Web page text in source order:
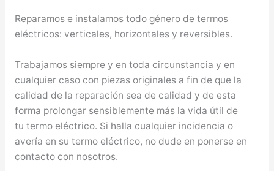
Reparamos e instalamos todo género de termos
eléctricos: verticales, horizontales y reversibles.
Trabajamos siempre y en toda circunstancia y en
cualquier caso con piezas originales a fin de que la
calidad de la reparación sea de calidad y de esta
forma prolongar sensiblemente más la vida útil de
tu termo eléctrico. Si halla cualquier incidencia o
avería en su termo eléctrico, no dude en ponerse en
contacto con nosotros.